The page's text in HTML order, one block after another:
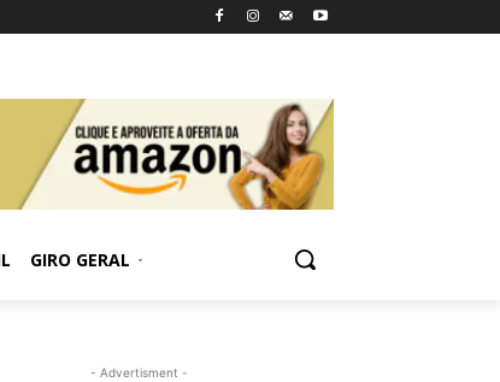
GIRO GERAL
- Advertisment -